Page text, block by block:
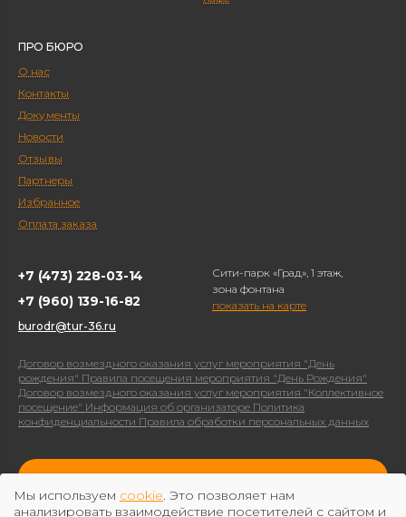
ПРО БЮРО
О нас
Контакты
Документы
Новости
Отзывы
Партнеры
Избранное
Оплата заказа
+7 (473) 228-03-14
+7 (960) 139-16-82
burodr@tur-36.ru
Сити-парк «Град», 1 этаж,
зона фонтана
показать на карте
Договор возмездного оказания услуг мероприятия "День
рождения" Правила посещения мероприятия "День Рождения"
Договор возмездного оказания услуг мероприятия "Коллективное
посещение" Информация об организаторе Политика
конфиденциальности Правила обработки персональных данных
Оплатить
Мы используем cookie. Это позволяет нам
анализировать взаимодействие посетителей с сайтом и